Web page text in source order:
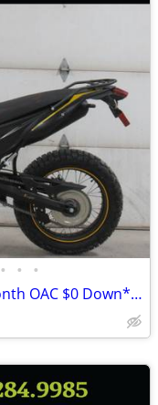
• • •
2025 GPX Voge 300 Rally *$112/Month OAC $0 Down* *NEW*